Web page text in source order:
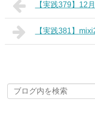
【実践379】12
【実践381】